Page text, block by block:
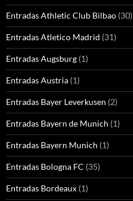
Entradas Athletic Club Bilbao (30)
Entradas Atletico Madrid (31)
Entradas Augsburg (1)
Entradas Austria (1)
Entradas Bayer Leverkusen (2)
Entradas Bayern de Munich (1)
Entradas Bayern Munich (1)
Entradas Bologna FC (35)
Entradas Bordeaux (1)